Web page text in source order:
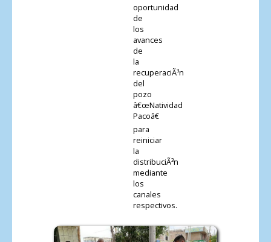
oportunidad
de
los
avances
de
la
recuperaciÃ³n
del
pozo
â€œNatividad
Pacoâ€
para
reiniciar
la
distribuciÃ³n
mediante
los
canales
respectivos.